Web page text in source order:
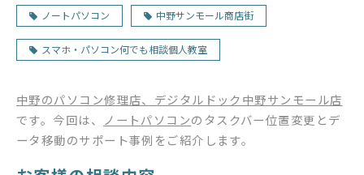
ノートパソコン 中野サンモール商店街
スマホ・パソコン何でも相談個人教室
中野のパソコン修理店、デジタルドック中野サンモール店
です。今回は、
ノートパソコンのタスクバー位置変更とデ
ータ移動のサポート事例をご紹介します。